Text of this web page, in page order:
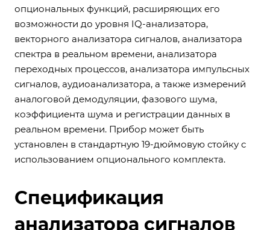
опциональных функций, расширяющих его
возможности до уровня IQ-анализатора,
векторного анализатора сигналов, анализатора
спектра в реальном времени, анализатора
переходных процессов, анализатора импульсных
сигналов, аудиоанализатора, а также измерений
аналоговой демодуляции, фазового шума,
коэффициента шума и регистрации данных в
реальном времени. Прибор может быть
установлен в стандартную 19-дюймовую стойку с
использованием опционального комплекта.
Спецификация
анализатора сигналов